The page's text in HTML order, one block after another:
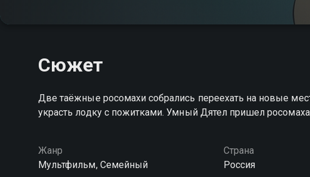
Сюжет
Две таёжные росомахи собрались переехать на новые
украсть лодку с пожитками. Умный Дятел пришел
Жанр
Мультфильм, Семейный
Страна
Россия